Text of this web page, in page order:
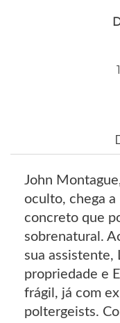
John
oculto, chega
concreto que
sobrenatural.
sua assistente,
propriedade e
frágil, já com
poltergeists.